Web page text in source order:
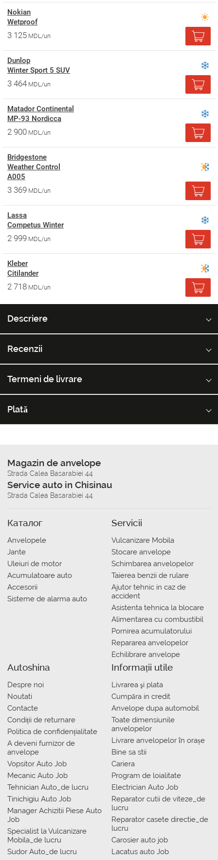
Nokian
Wetproof
3 125 MDL/un
Dunlop
Winter Sport 5 SUV
3 464 MDL/un
Matador Continental
MP-93 Nordicca
2 900 MDL/un
Bridgestone
Weather Control
A005
3 369 MDL/un
Lassa
Competus Winter
2 999 MDL/un
Kleber
Citilander
2 718 MDL/un
Descriere
Recenzii
Termeni de livrare
Plată
Magazin de anvelope
Strada Calea Basarabiei 44
Service auto in Chisinau
Strada Calea Basarabiei 44
Каталог
Anvelopele
Jante
Uleiuri de motor
Acumulatoare auto
Accesorii
Sisteme de alarma auto
Servicii
Vulcanizare Mobila
Stocare anvelope
Schimbarea anvelopelor
Taierea benzii de rulare
Ajutor tehnic in caz de
accident
Asistenta tehnica la blocare
Alimentarea cu combustibil
Pornirea acumulatorului
Repararea anvelopelor
Echilibrare anvelope
Autoshina
Despre noi
Noutati
Contacte
Condiții de returnare
Politica de confidențialitate
A deveni furnizor de
anvelope
Vopsitor Auto Job
Mecanic Auto Job
Tehnician Auto_de lucru
Tinichigiu Auto Job
Manager Achizitii Piese Auto
Job
Specialist la Vulcanizare
Mobila_de lucru
Sudor Auto_de lucru
Informații utile
Livrarea şi plata
Сumpăra in credit
Anvelope dupa automobil
Toate dimensiunile
anvelopelor
Livrare anvelopelor în orașe
Bine sa stii
Cariera
Program de loialitate
Electrician Auto Job
Reparator cutii de viteze_de
lucru
Reparator casete directie_de
lucru
Carosier auto job
Lacatus auto Job